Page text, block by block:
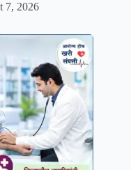
7, 2026